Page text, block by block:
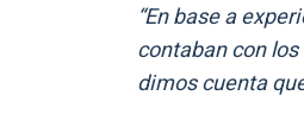
“En base a
contaban con
dimos cuenta